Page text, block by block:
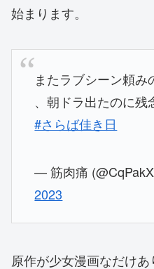
始まります。
またラブシーン頼み
、朝ドラ出たのに残
#さらば佳き日
— 筋肉痛
2023
原作が少女漫画なだけあ